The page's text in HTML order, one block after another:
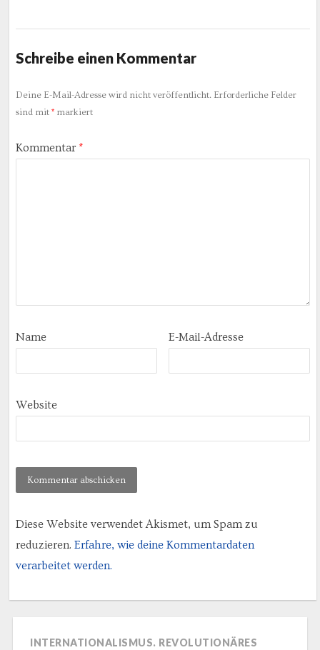
Schreibe einen Kommentar
Deine E-Mail-Adresse wird nicht veröffentlicht. Erforderliche Felder
sind mit *markiert
Kommentar *
Name E-Mail-Adresse
Website
Diese Website verwendet Akismet, um Spam zu
reduzieren. Erfahre, wie deine Kommentardaten
verarbeitet werden.
INTERNATIONALISMUS. REVOLUTIONÄRES